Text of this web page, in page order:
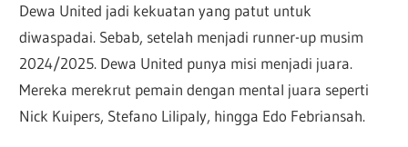
Dewa United jadi kekuatan yang patut untuk
diwaspadai. Sebab, setelah menjadi runner-up musim
2024/2025. Dewa United punya misi menjadi juara.
Mereka merekrut pemain dengan mental juara seperti
Nick Kuipers, Stefano Lilipaly, hingga Edo Febriansah.